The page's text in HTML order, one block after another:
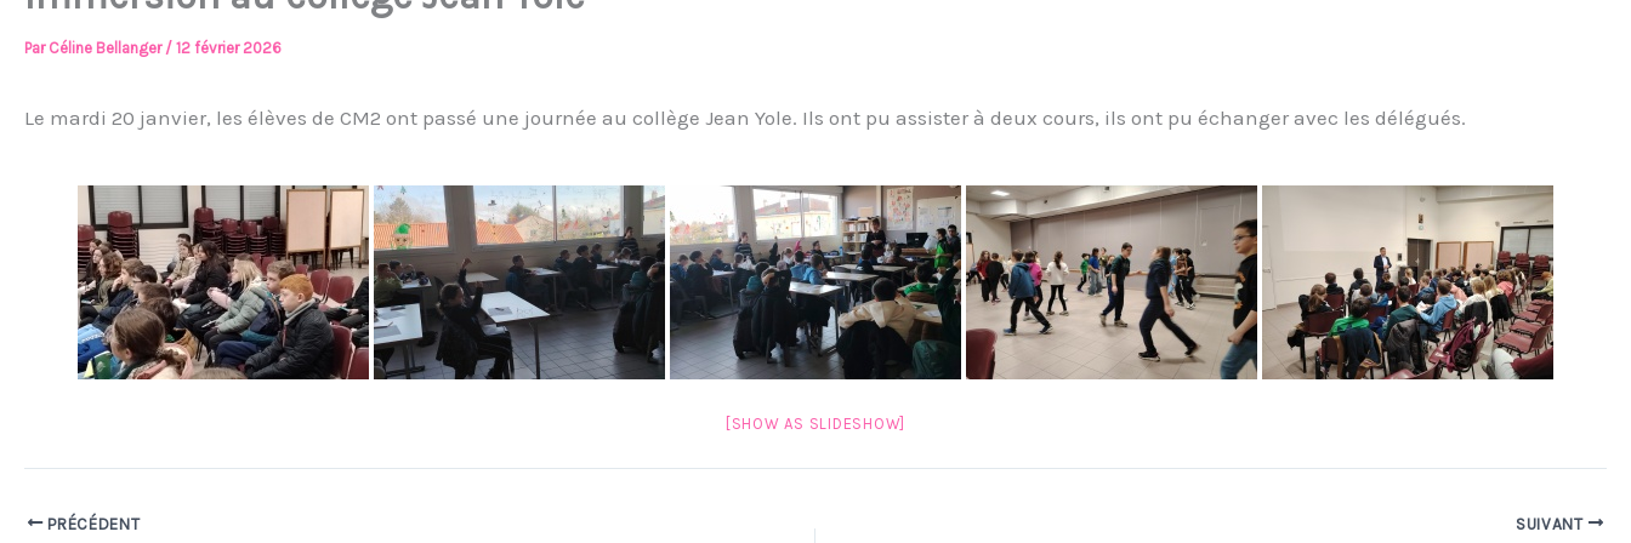
Par Céline Bellanger / 12 février 2026
Le mardi 20 janvier, les élèves de CM2 ont passé une journée au collège Jean Yole. Ils ont pu assister à deux cours, ils ont pu échanger avec les délégués.
[SHOW AS SLIDESHOW]
PRÉCÉDENT SUIVANT